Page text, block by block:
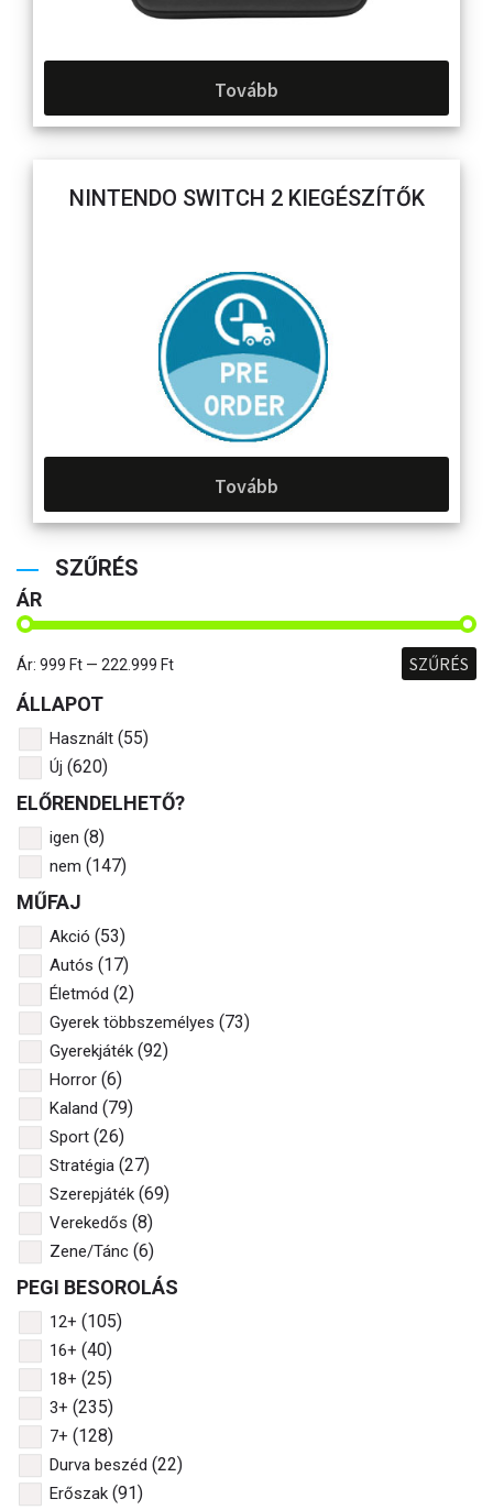
Tovább
NINTENDO SWITCH 2 KIEGÉSZÍTŐK
Tovább
SZŰRÉS
ÁR
SZŰRÉS
Ár: 999 Ft — 222.999 Ft
ÁLLAPOT
Használt (55)
Új (620)
ELŐRENDELHETŐ?
igen (8)
nem (147)
MŰFAJ
Akció (53)
Autós (17)
Életmód (2)
Gyerek többszemélyes (73)
Gyerekjáték (92)
Horror (6)
Kaland (79)
Sport (26)
Stratégia (27)
Szerepjáték (69)
Verekedős (8)
Zene/Tánc (6)
PEGI BESOROLÁS
12+ (105)
16+ (40)
18+ (25)
3+ (235)
7+ (128)
Durva beszéd (22)
Erőszak (91)